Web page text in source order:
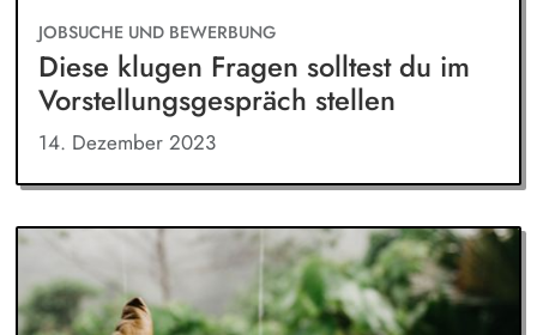
JOBSUCHE UND BEWERBUNG
Diese klugen Fragen solltest du im
Vorstellungsgespräch stellen
14. Dezember 2023